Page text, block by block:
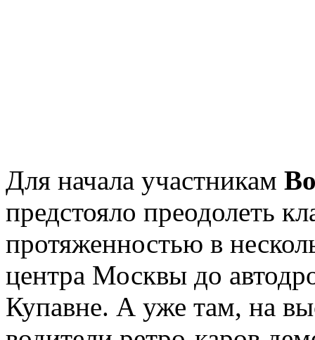
Для начала участникам
предстояло преодолеть
протяженностью в
центра Москвы до
Купавне. А уже там, на